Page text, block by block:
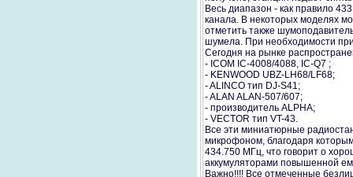
Весь диапазон - как правило
канала. В некоторых моделях
отметить также
шумела. При необходимости
Сегодня на рынке
- ICOM IC-4008/4088, IC-Q7 ;
- KENWOOD UBZ-LH68/LF68;
- ALINCO тип DJ-S41;
- ALAN ALAN-507/607;
- производитель ALPHA;
- VECTOR тип VT-43.
Все эти миниатюрные
микрофоном, благодаря
434.750 МГц, что говорит о
аккумуляторами повышенной
Важно!!!! Все отмеченные